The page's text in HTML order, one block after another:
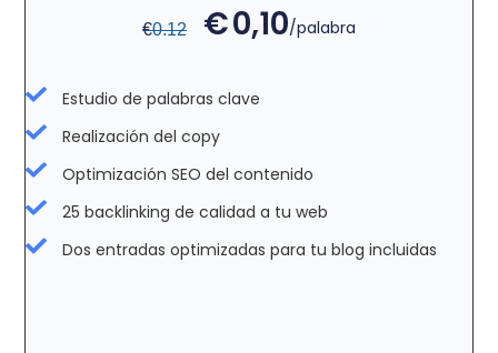
€0.12 €0,10/palabra
Estudio de palabras clave
Realización del copy
Optimización SEO del contenido
25 backlinking de calidad a tu web
Dos entradas optimizadas para tu blog incluidas